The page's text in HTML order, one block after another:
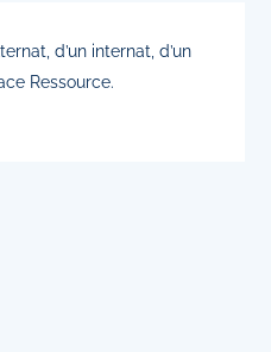
d’un internat, d’un
Ressource.